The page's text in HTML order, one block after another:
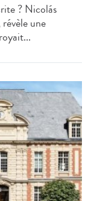
? Nicolás
une